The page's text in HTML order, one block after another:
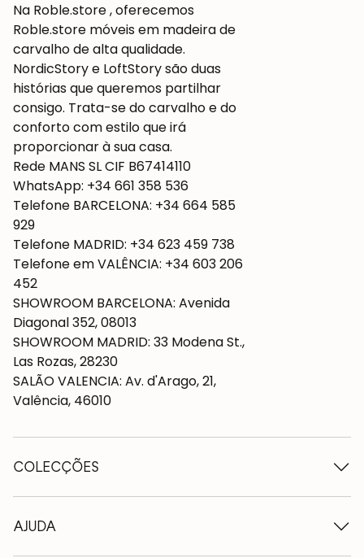
Na Roble.store , oferecemos
Roble.store móveis em madeira de
carvalho de alta qualidade.
NordicStory e LoftStory são duas
histórias que queremos partilhar
consigo. Trata-se do carvalho e do
conforto com estilo que irá
proporcionar à sua casa.
Rede MANS SL CIF B67414110
WhatsApp: +34 661 358 536
Telefone BARCELONA: +34 664 585
929
Telefone MADRID: +34 623 459 738
Telefone em VALÊNCIA: +34 603 206
452
SHOWROOM BARCELONA: Avenida
Diagonal 352, 08013
SHOWROOM MADRID: 33 Modena St.,
Las Rozas, 28230
SALÃO VALENCIA: Av. d'Arago, 21,
Valência, 46010
COLECÇÕES
Mesas de madeira
Tabelas extensíveis
Cadeiras de madeira
AJUDA
Quem somos nós